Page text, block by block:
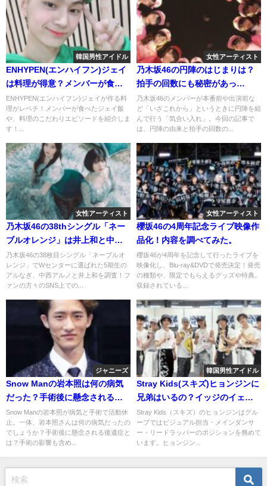
韓国男性アイドル
ENHYPEN(エンハイフン)ジェイ
は料理が得意？メンバーが食べ
たジェイ飯を紹介！
ENHYPEN(エンハイフン)ジェイが作る料
理がレベチ！メンバーが食べたジェイ飯
や、料理のこだわりエピソードを紹介しま
す！...
女性アーティスト
乃木坂46の円陣のはじまりは？
拍手の回数にも秘密があっ
た！？
乃木坂46のメンバーが本番前や出演前な
ど「いざこれから」というときに円陣を組
んで行う「気合い入れ」。今回の記事で
は、円陣の由来と拍手の回数の...
女性アーティスト
乃木坂46の38thシングル「ネー
ブルオレンジ」は井上和と中西
アルノがダブル・センター！フ
ァンの反応は？
乃木坂46の38枚目シングル「ネーブルオ
レンジ」でWセンターに選ばれた5期生の
アルなぎ、中西アルノと井上和を調査！フ
ァンの方々のSNS上での...
女性アーティスト
櫻坂46の4周年記念ライブ映像作
品化！内容を調べてみた。
櫻坂46が4周年を記念して行ったライブを
映像化し、Blu-ray&DVDで発売決定！発売
の種類や、限定でもらえるグッズや特典。
収録されている...
ジャニーズ
Snow Manの岩本照は何の病気
だった？手術後に懸念される後
遺症とは？
Snow Manの岩本照が病気と手術で活動休
止。一体、岩本照さんは何の病気だったの
でしょうか？手術後に懸念される後遺症と
は？手術の影響も含め...
韓国男性アイドル
Stray Kids(スキズ)ヒョンジンに
兄弟はいるの？イッジのイェジ
と双子みたいと話題に！
Stray Kids（スキズ）のヒョンジンはグル
ープではビジュアル担当・メインダンサ
ー・リードラッパーのポジションを務めて
います。ヒョンジン...